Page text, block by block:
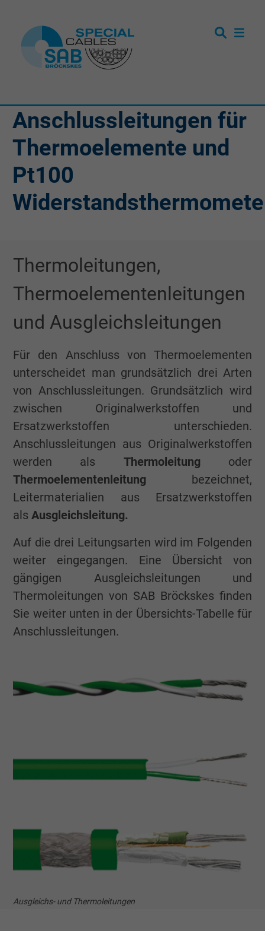
Anschlussleitungen für
Thermoelemente und
Pt100
Thermoleitungen,
Thermoelementenleitungen
und Ausgleichsleitungen
Für den Anschluss von Thermoelementen
unterscheidet man grundsätzlich drei Arten
von Anschlussleitungen. Grundsätzlich wird
zwischen Originalwerkstoffen und
Ersatzwerkstoffen unterschieden.
Anschlussleitungen aus Originalwerkstoffen
werden als Thermoleitung oder
Thermoelementenleitung bezeichnet,
Leitermaterialien aus Ersatzwerkstoffen
als Ausgleichsleitung.
Auf die drei Leitungsarten wird im Folgenden
weiter eingegangen. Eine Übersicht von
gängigen Ausgleichsleitungen und
Thermoleitungen von SAB Bröckskes finden
Sie weiter unten in der Übersichts-Tabelle für
Anschlussleitungen.
Ausgleichs- und Thermoleitungen